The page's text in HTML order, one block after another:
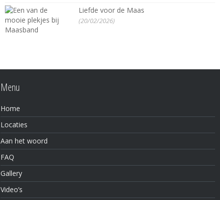
Liefde voor de Maas
(20/02/2026)
Menu
Home
Locaties
Aan het woord
FAQ
Gallery
Video’s